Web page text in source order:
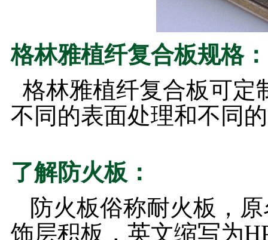
格林雅植纤复合板规格：
格林雅植纤复合板可定
不同的表面处理和不同
了解防火板：
防火板俗称耐火板，
饰层积板，英文缩写为